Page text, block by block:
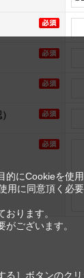
にCookieを使用
に同意頂く必要
ります。
ございます。
］ボタンのクリ